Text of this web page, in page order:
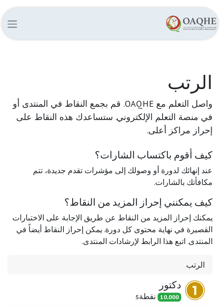
الرتب
واصل التعلم مع OAQHE. قم بجمع النقاط في المنتدى أو
في منصة التعلم الإلكتروني. ستساعدك هذه النقاط على
إحراز مراكز أعلى.
كيف أقوم باكتساب الشارات؟
عند إنهائك لدورة أو وصولك إلى مؤشرات تقدم جديدة، تتم
مكافأتك بالشارات.
كيف يمكنني إحراز المزيد من النقاط؟
يمكنك إحراز المزيد من النقاط عن طريق الإجابة على الاختبارات
القصيرة في نهاية محتوى كل دورة. يمكن إحراز النقاط أيضاً في
المنتدى. اتبع هذا الرابط لإرشادات المنتدى.
الرتب
دكتور
10,000 نقطةs